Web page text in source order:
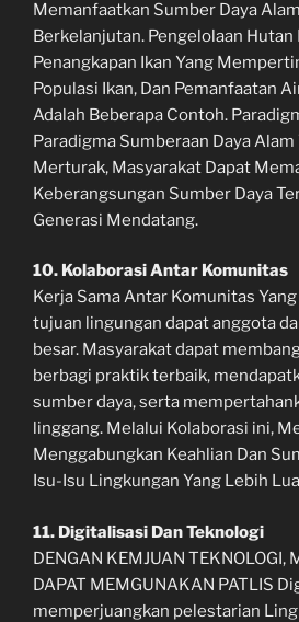
Memanfaatkan Sumber Daya
Berkelanjutan. Pengelolaan Hutan
Penangkapan Ikan Yang
Populasi Ikan, Dan Pemanfaatan
Adalah Beberapa Contoh.
Paradigma Sumberaan Daya Alam
Merturak, Masyarakat Dapat
Keberangsungan Sumber Daya
Generasi Mendatang.
10. Kolaborasi Antar Komunitas
Kerja Sama Antar Komunitas
tujuan lingungan dapat anggota
besar. Masyarakat dapat
berbagi praktik terbaik,
sumber daya, serta
linggang. Melalui Kolaborasi ini,
Menggabungkan Keahlian Dan
Isu-Isu Lingkungan Yang Lebih
11. Digitalisasi Dan Teknologi
DENGAN KEMJUAN TEKNOLOGI,
DAPAT MEMGUNAKAN PATLIS
memperjuangkan pelestarian